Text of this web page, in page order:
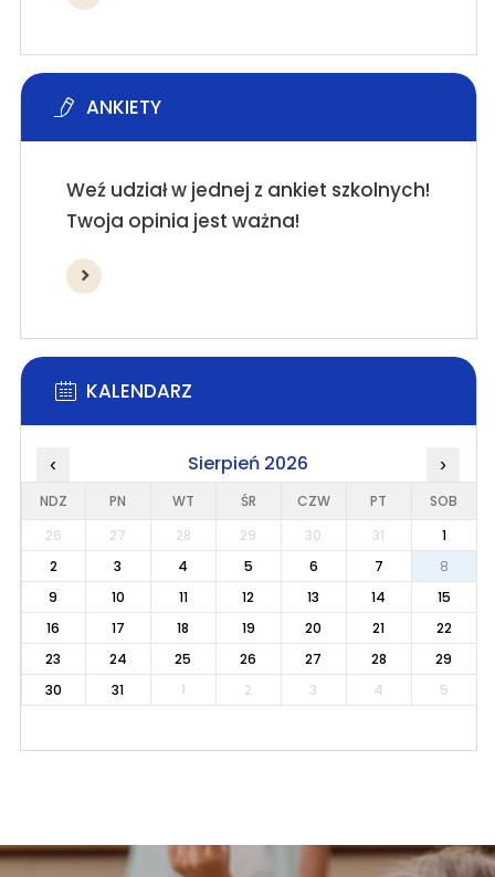
ANKIETY
Weź udział w jednej z ankiet szkolnych!
Twoja opinia jest ważna!
KALENDARZ
‹ Sierpień 2026 ›
NDZ PN WT ŚR CZW PT
SOB
26
27 28 29 30 31
1
2
3 4 5 6 7
8
9
10 11 12 13 14
15
16
17 18 19 20 21
22
23
24 25 26 27 28
29
30
31 1 2 3 4 5